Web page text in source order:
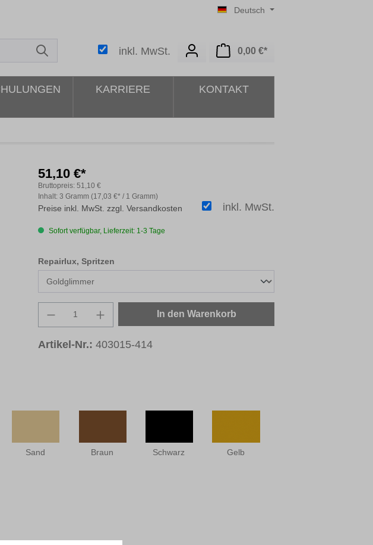
Deutsch
inkl. MwSt. 0,00 €*Warenkorb enthält 0
KARRIERE KONTAKT
Sand Braun Schwarz Gelb
51,10 €*
Inhalt: 3 Gramm (17,03 €* / 1 Gramm)
Bruttopreis: 51,10 €
inkl. MwSt.
Preise inkl. MwSt. zzgl. Versandkosten
Sofort verfügbar, Lieferzeit: 1-3 Tage
Repairlux, Spritzenauswählen
Produkt Anzahl: Gib den gewünschten Wert ein
In den Warenkorb
Artikel-Nr.: 403015-414